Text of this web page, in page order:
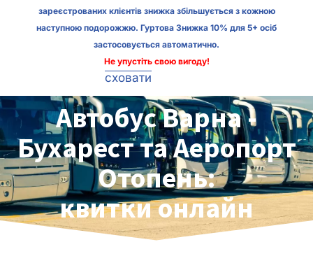
зареєстрованих клієнтів знижка збільшується з кожною
наступною подорожжю. Гуртова Знижка 10% для 5+ осіб
застосовується автоматично.
Не упустіть свою вигоду!
сховати
Автобус Варна -
Бухарест та Аеропорт
Отопень:
квитки онлайн